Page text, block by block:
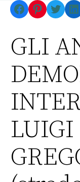
Facebook
GLI
LUIGI